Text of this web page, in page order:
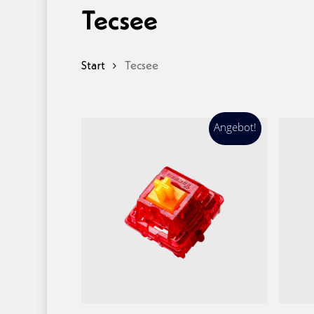
Tecsee
Start Tecsee
Angebot!